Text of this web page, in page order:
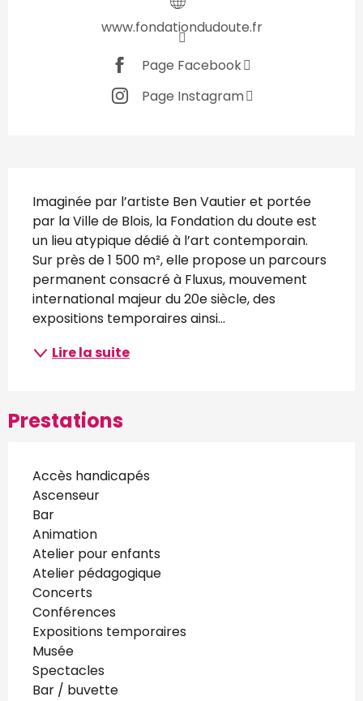
www.fondationdudoute.fr
Page Facebook
Page Instagram
Description
Imaginée par l’artiste Ben Vautier et portée
par la Ville de Blois, la Fondation du doute est
un lieu atypique dédié à l’art contemporain.
Sur près de 1 500 m², elle propose un parcours
permanent consacré à Fluxus, mouvement
international majeur du 20e siècle, des
expositions temporaires ainsi...
Lire la suite
Prestations
Accès handicapés
Ascenseur
Bar
Animation
Atelier pour enfants
Atelier pédagogique
Concerts
Conférences
Expositions temporaires
Musée
Spectacles
Bar / buvette